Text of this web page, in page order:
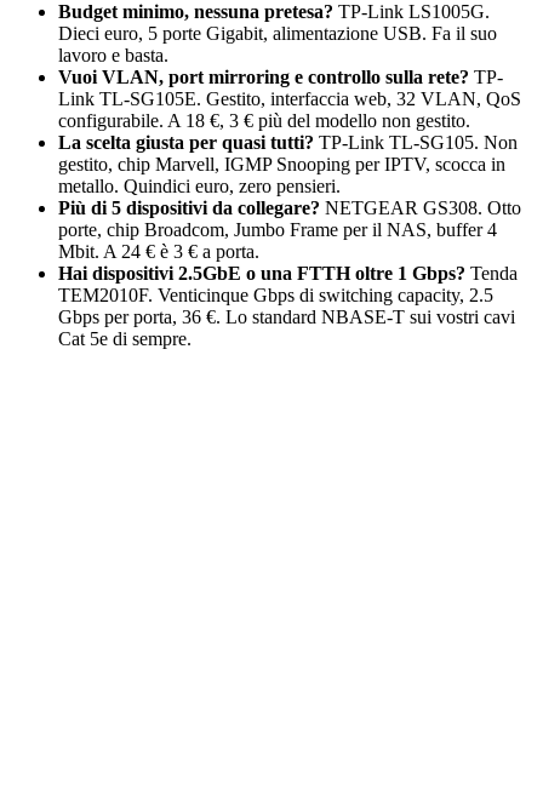
Budget minimo, nessuna pretesa? TP-Link LS1005G.
Dieci euro, 5 porte Gigabit, alimentazione USB. Fa il suo
lavoro e basta.
Vuoi VLAN, port mirroring e controllo sulla rete? TP-
Link TL-SG105E. Gestito, interfaccia web, 32 VLAN, QoS
configurabile. A 18 €, 3 € più del modello non gestito.
La scelta giusta per quasi tutti? TP-Link TL-SG105. Non
gestito, chip Marvell, IGMP Snooping per IPTV, scocca in
metallo. Quindici euro, zero pensieri.
Più di 5 dispositivi da collegare? NETGEAR GS308. Otto
porte, chip Broadcom, Jumbo Frame per il NAS, buffer 4
Mbit. A 24 € è 3 € a porta.
Hai dispositivi 2.5GbE o una FTTH oltre 1 Gbps? Tenda
TEM2010F. Venticinque Gbps di switching capacity, 2.5
Gbps per porta, 36 €. Lo standard NBASE-T sui vostri cavi
Cat 5e di sempre.